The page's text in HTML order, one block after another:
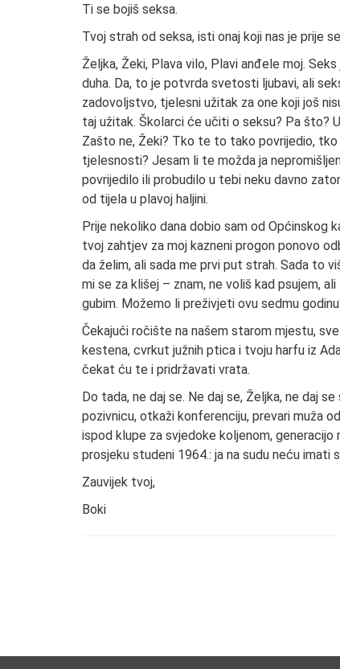
Ti se bojiš seksa.
Tvoj strah od seksa, isti onaj koji nas je prije
Željka, Žeki, Plava vilo, Plavi anđele moj.
duha. Da, to je potvrda svetosti ljubavi, ali
zadovoljstvo, tjelesni užitak za one koji još
taj užitak. Školarci će učiti o seksu? Pa što?
Zašto ne, Žeki? Tko te to tako povrijedio,
tjelesnosti? Jesam li te možda ja
povrijedilo ili probudilo u tebi neku davno
od tijela u plavoj haljini.
Prije nekoliko dana dobio sam od Općinskog
tvoj zahtjev za moj kazneni progon ponovo
da želim, ali sada me prvi put strah. Sada to
mi se za klišej – znam, ne voliš kad psujem,
gubim. Možemo li preživjeti ovu sedmu
Čekajući ročište na našem starom mjestu,
kestena, cvrkut južnih ptica i tvoju harfu iz
čekat ću te i pridržavati vrata.
Do tada, ne daj se. Ne daj se, Željka, ne daj
pozivnicu, otkaži konferenciju, prevari muža
ispod klupe za svjedoke koljenom,
prosjeku studeni 1964.: ja na sudu neću
Zauvijek tvoj,
Boki